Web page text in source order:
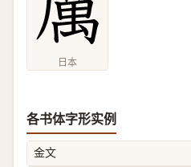
日本
各书体字形实例
金文